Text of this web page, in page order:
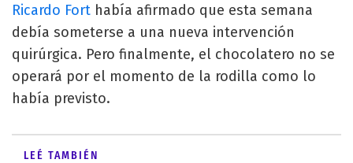
Ricardo Fort había afirmado que esta semana
debía someterse a una nueva intervención
quirúrgica. Pero finalmente, el chocolatero no se
operará por el momento de la rodilla como lo
había previsto.
LEÉ TAMBIÉN